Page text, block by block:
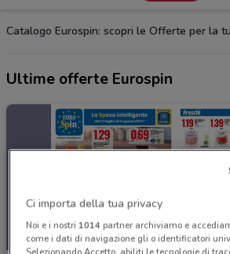
Catalogo Eurospin: scopri le Offerte per la
Ultime offerte Eurospin
Ci importa della tua privacy
Noi e i nostri 1014partner archiviamo e
come i dati di navigazione gli o identificatori